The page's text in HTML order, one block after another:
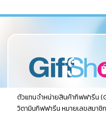
ตัวแทนจำหน่ายสินค้ากิฟฟารีน
วิตามินกิฟฟารีน หมายเลขสมาชิ